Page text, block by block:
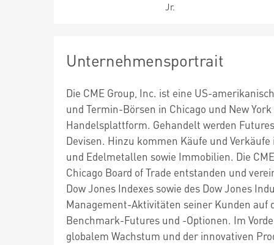
Jr.
Unternehmensportrait
Die CME Group, Inc. ist eine US-
und Termin-Börsen in Chicago und New
Handelsplattform. Gehandelt werden
Devisen. Hinzu kommen Käufe und
und Edelmetallen sowie Immobilien. Die
Chicago Board of Trade entstanden und
Dow Jones Indexes sowie des Dow Jones
Management-Aktivitäten seiner Kunden auf
Benchmark-Futures und -Optionen. Im
globalem Wachstum und der innovativen